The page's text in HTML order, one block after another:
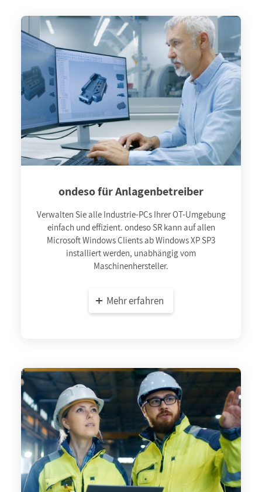
ondeso für Anlagenbetreiber
Verwalten Sie alle Industrie-PCs Ihrer OT-Umgebung
einfach und effizient. ondeso SR kann auf allen
Microsoft Windows Clients ab Windows XP SP3
installiert werden, unabhängig vom
Maschinenhersteller.
Mehr erfahren